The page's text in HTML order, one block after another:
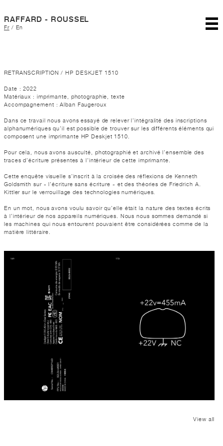
RAFFARD - ROUSSEL
Fr/ En
RETRANSCRIPTION / HP DESKJET 1510
Date : 2022
Matériaux : imprimante, photographie, texte
Accompagnement : Alban Faugeroux
Dans ce travail nous avons essayé de relever l’intégralité des inscriptions
alphanumériques qu’il est possible de trouver sur les différents éléments qui
composent une imprimante HP Deskjet 1510.
Pour cela, nous avons ausculté, photographié et archivé l’ensemble des
traces d’écriture présentes à l’intérieur de cette imprimante.
Cette enquête visuelle s’inscrit à la croisée des réflexions de Kenneth
Goldsmith sur « l’écriture sans écriture » et des théories de Friedrich A.
Kittler sur le verrouillage des technologies numériques.
En un mot, nous avons voulu savoir qu’elle était la nature des textes écrits
à l’intérieur de nos appareils numériques. Nous nous sommes demandé si
les machines qui nous entourent pouvaient être considérées comme de la
matière littéraire.
View all